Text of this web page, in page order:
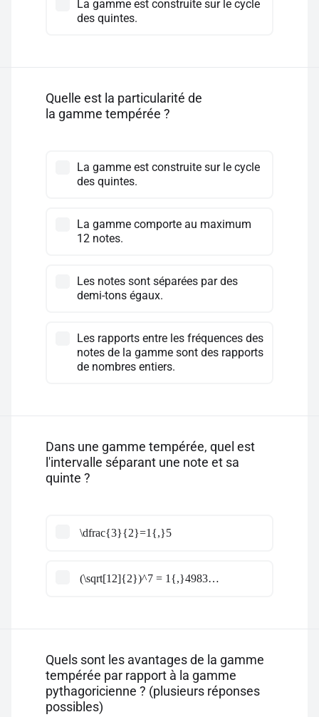
La gamme est construite sur le cycle
des quintes.
Quelle est la particularité de
la gamme tempérée ?
La gamme est construite sur le cycle
des quintes.
La gamme comporte au maximum
12 notes.
Les notes sont séparées par des
demi-tons égaux.
Les rapports entre les fréquences des
notes de la gamme sont des rapports
de nombres entiers.
Dans une gamme tempérée, quel est
l'intervalle séparant une note et sa
quinte ?
\dfrac{3}{2}=1{,}5
(\sqrt[12]{2})^7 = 1{,}4983…
Quels sont les avantages de la gamme
tempérée par rapport à la gamme
pythagoricienne ? (plusieurs réponses
possibles)